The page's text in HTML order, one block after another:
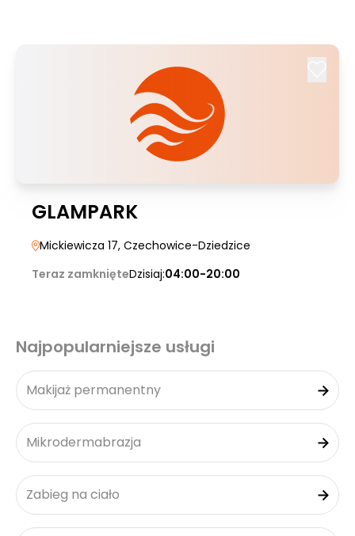
GLAMPARK
Mickiewicza 17, Czechowice-Dziedzice
Teraz zamknięteDzisiaj:04:00-20:00
Najpopularniejsze usługi
Makijaż permanentny
Mikrodermabrazja
Zabieg na ciało